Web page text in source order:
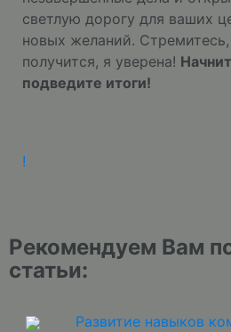
светлую дорогу для ваших
новых желаний.
получится, я уверена!
подведите итоги!
!
Рекомендуем Вам
статьи:
Развитие навыков